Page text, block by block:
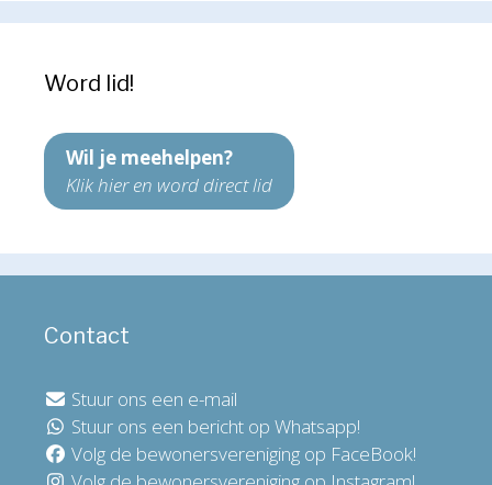
Word lid!
Wil je meehelpen?
Klik hier en word direct lid
Contact
Stuur ons een e-mail
Stuur ons een bericht op Whatsapp!
Volg de bewonersvereniging op FaceBook!